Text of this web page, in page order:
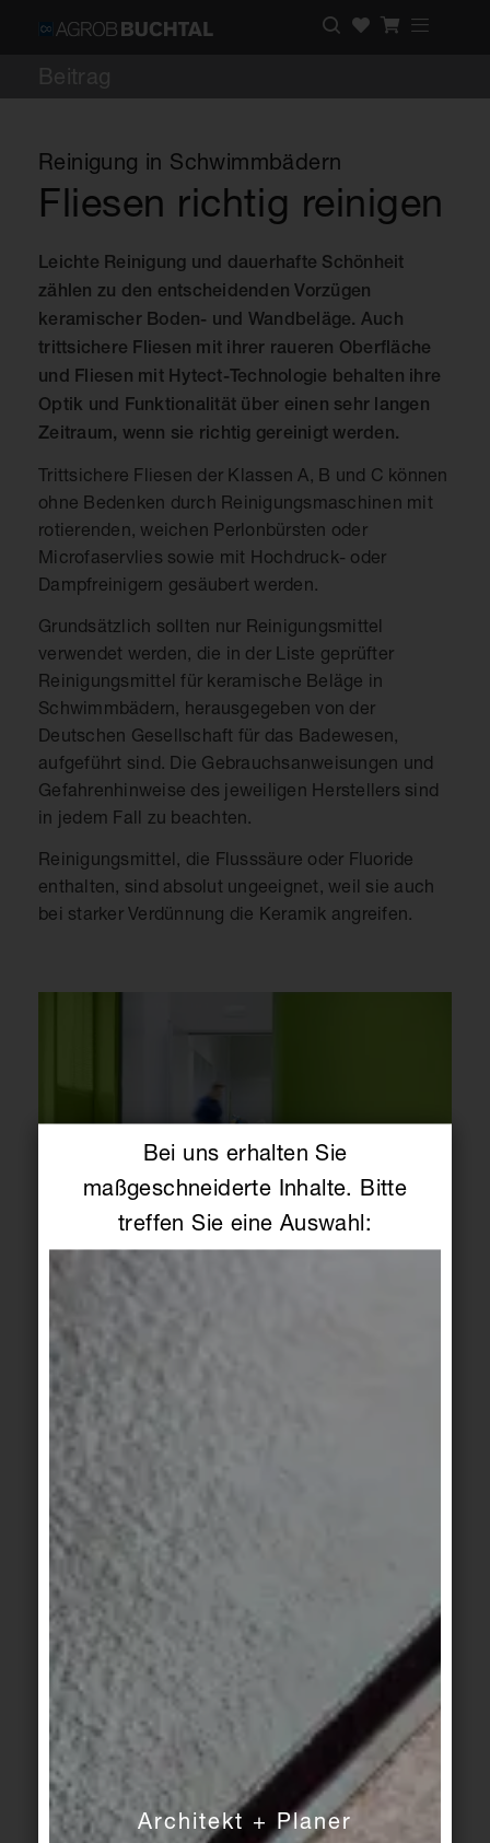
Beitrag
Bei uns erhalten Sie
maßgeschneiderte Inhalte. Bitte
treffen Sie eine Auswahl:
Architekt + Planer
Reinigung in Schwimmbädern
Fliesen richtig reinigen
Leichte Reinigung und dauerhafte Schönheit
zählen zu den entscheidenden Vorzügen
keramischer Boden- und Wandbeläge. Auch
trittsichere Fliesen mit ihrer raueren Oberfläche
und Fliesen mit Hytect-Technologie behalten ihre
Optik und Funktionalität über einen sehr langen
Zeitraum, wenn sie richtig gereinigt werden.
Trittsichere Fliesen der Klassen A, B und C können
ohne Bedenken durch Reinigungsmaschinen mit
rotierenden, weichen Perlonbürsten oder
Microfaservlies sowie mit Hochdruck- oder
Dampfreinigern gesäubert werden.
Grundsätzlich sollten nur Reinigungsmittel
verwendet werden, die in der Liste geprüfter
Reinigungsmittel für keramische Beläge in
Schwimmbädern, herausgegeben von der
Deutschen Gesellschaft für das Badewesen,
aufgeführt sind. Die Gebrauchsanweisungen und
Gefahrenhinweise des jeweiligen Herstellers sind
in jedem Fall zu beachten.
Reinigungsmittel, die Flusssäure oder Fluoride
enthalten, sind absolut ungeeignet, weil sie auch
bei starker Verdünnung die Keramik angreifen.
Nicht zulässig ist der Einsatz von Pads oder
Trittsicherheit erheblich mindern können!
ERSTREINIGUNG
Bei der Erstreinigung nach Abschluss der
Bauarbeiten und Beseitigen des groben